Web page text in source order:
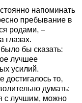
напоминать
пребывание в
родами, –
глазах.
бы сказать:
лучшее
усилий.
достигалось то,
думать:
с лучшим, можно